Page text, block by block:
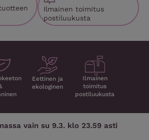
Ilmainen toimitus
postiluukusta
Eettinen ja
ekologinen
Ilmainen
toimitus
postiluukusta
vain su 9.3. klo 23.59 asti